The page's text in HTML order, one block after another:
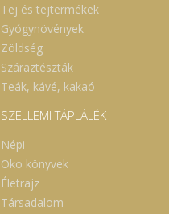
Tej és tejtermékek
Gyógynövények
Zöldség
Száraztészták
Teák, kávé, kakaó
SZELLEMI TÁPLÁLÉK
Népi
Öko könyvek
Életrajz
Társadalom